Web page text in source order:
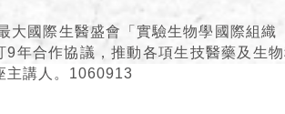
大國際生醫盛會「實驗生物學國際組織
年合作協議，推動各項生技醫藥及生
主講人。1060913